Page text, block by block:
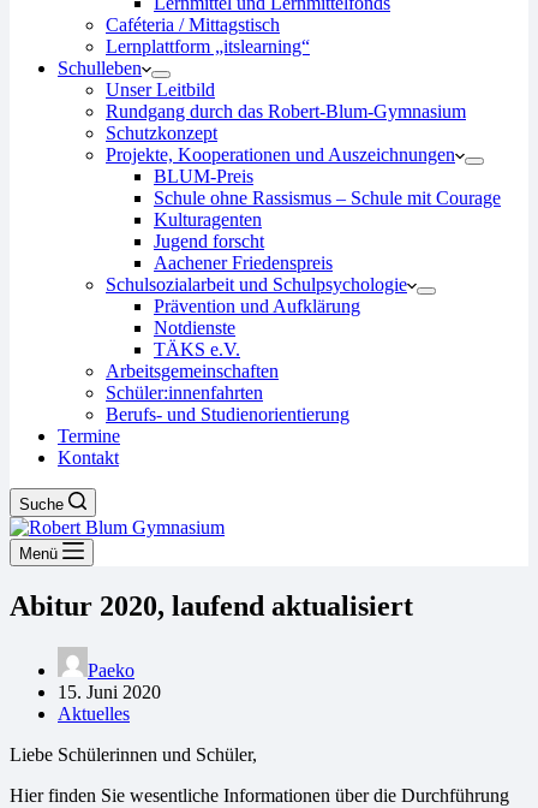
Caféteria / Mittagstisch
Lernplattform „itslearning“
Schulleben
Unser Leitbild
Rundgang durch das Robert-Blum-Gymnasium
Schutzkonzept
Projekte, Kooperationen und Auszeichnungen
BLUM-Preis
Schule ohne Rassismus – Schule mit Courage
Kulturagenten
Jugend forscht
Aachener Friedenspreis
Schulsozialarbeit und Schulpsychologie
Prävention und Aufklärung
Notdienste
TÄKS e.V.
Arbeitsgemeinschaften
Schüler:innenfahrten
Berufs- und Studienorientierung
Termine
Kontakt
Suche
Menü
Abitur 2020, laufend aktualisiert
Paeko
15. Juni 2020
Aktuelles
Liebe Schülerinnen und Schüler,
Hier finden Sie wesentliche Informationen über die Durchführung